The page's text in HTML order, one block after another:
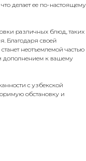
делает ее по-настоящему
различных блюд, таких
Благодаря своей
неотъемлемой частью
дополнением к вашему
с узбекской
обстановку и